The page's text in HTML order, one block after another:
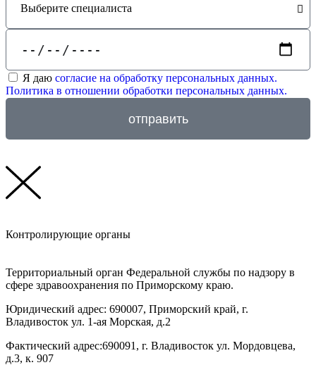
Я даю согласие на обработку персональных данных.
Политика в отношении обработки персональных данных.
отправить
Контролирующие органы
Территориальный орган Федеральной службы по надзору в
сфере здравоохранения по Приморскому краю.
Юридический адрес: 690007, Приморский край, г.
Владивосток ул. 1-ая Морская, д.2
Фактический адрес:690091, г. Владивосток ул. Мордовцева,
д.3, к. 907